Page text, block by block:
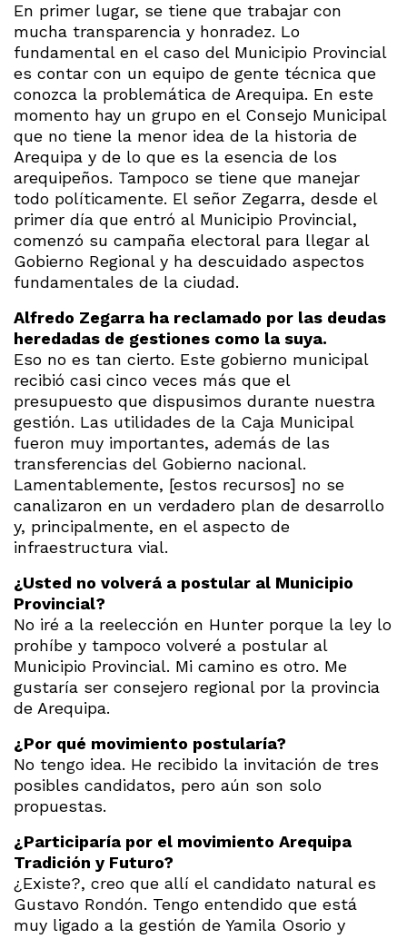
En primer lugar, se tiene que trabajar con
mucha transparencia y honradez. Lo
fundamental en el caso del Municipio Provincial
es contar con un equipo de gente técnica que
conozca la problemática de Arequipa. En este
momento hay un grupo en el Consejo Municipal
que no tiene la menor idea de la historia de
Arequipa y de lo que es la esencia de los
arequipeños. Tampoco se tiene que manejar
todo políticamente. El señor Zegarra, desde el
primer día que entró al Municipio Provincial,
comenzó su campaña electoral para llegar al
Gobierno Regional y ha descuidado aspectos
fundamentales de la ciudad.
Alfredo Zegarra ha reclamado por las deudas
heredadas de gestiones como la suya.
Eso no es tan cierto. Este gobierno municipal
recibió casi cinco veces más que el
presupuesto que dispusimos durante nuestra
gestión. Las utilidades de la Caja Municipal
fueron muy importantes, además de las
transferencias del Gobierno nacional.
Lamentablemente, [estos recursos] no se
canalizaron en un verdadero plan de desarrollo
y, principalmente, en el aspecto de
infraestructura vial.
¿Usted no volverá a postular al Municipio
Provincial?
No iré a la reelección en Hunter porque la ley lo
prohíbe y tampoco volveré a postular al
Municipio Provincial. Mi camino es otro. Me
gustaría ser consejero regional por la provincia
de Arequipa.
¿Por qué movimiento postularía?
No tengo idea. He recibido la invitación de tres
posibles candidatos, pero aún son solo
propuestas.
¿Participaría por el movimiento Arequipa
Tradición y Futuro?
¿Existe?, creo que allí el candidato natural es
Gustavo Rondón. Tengo entendido que está
muy ligado a la gestión de Yamila Osorio y